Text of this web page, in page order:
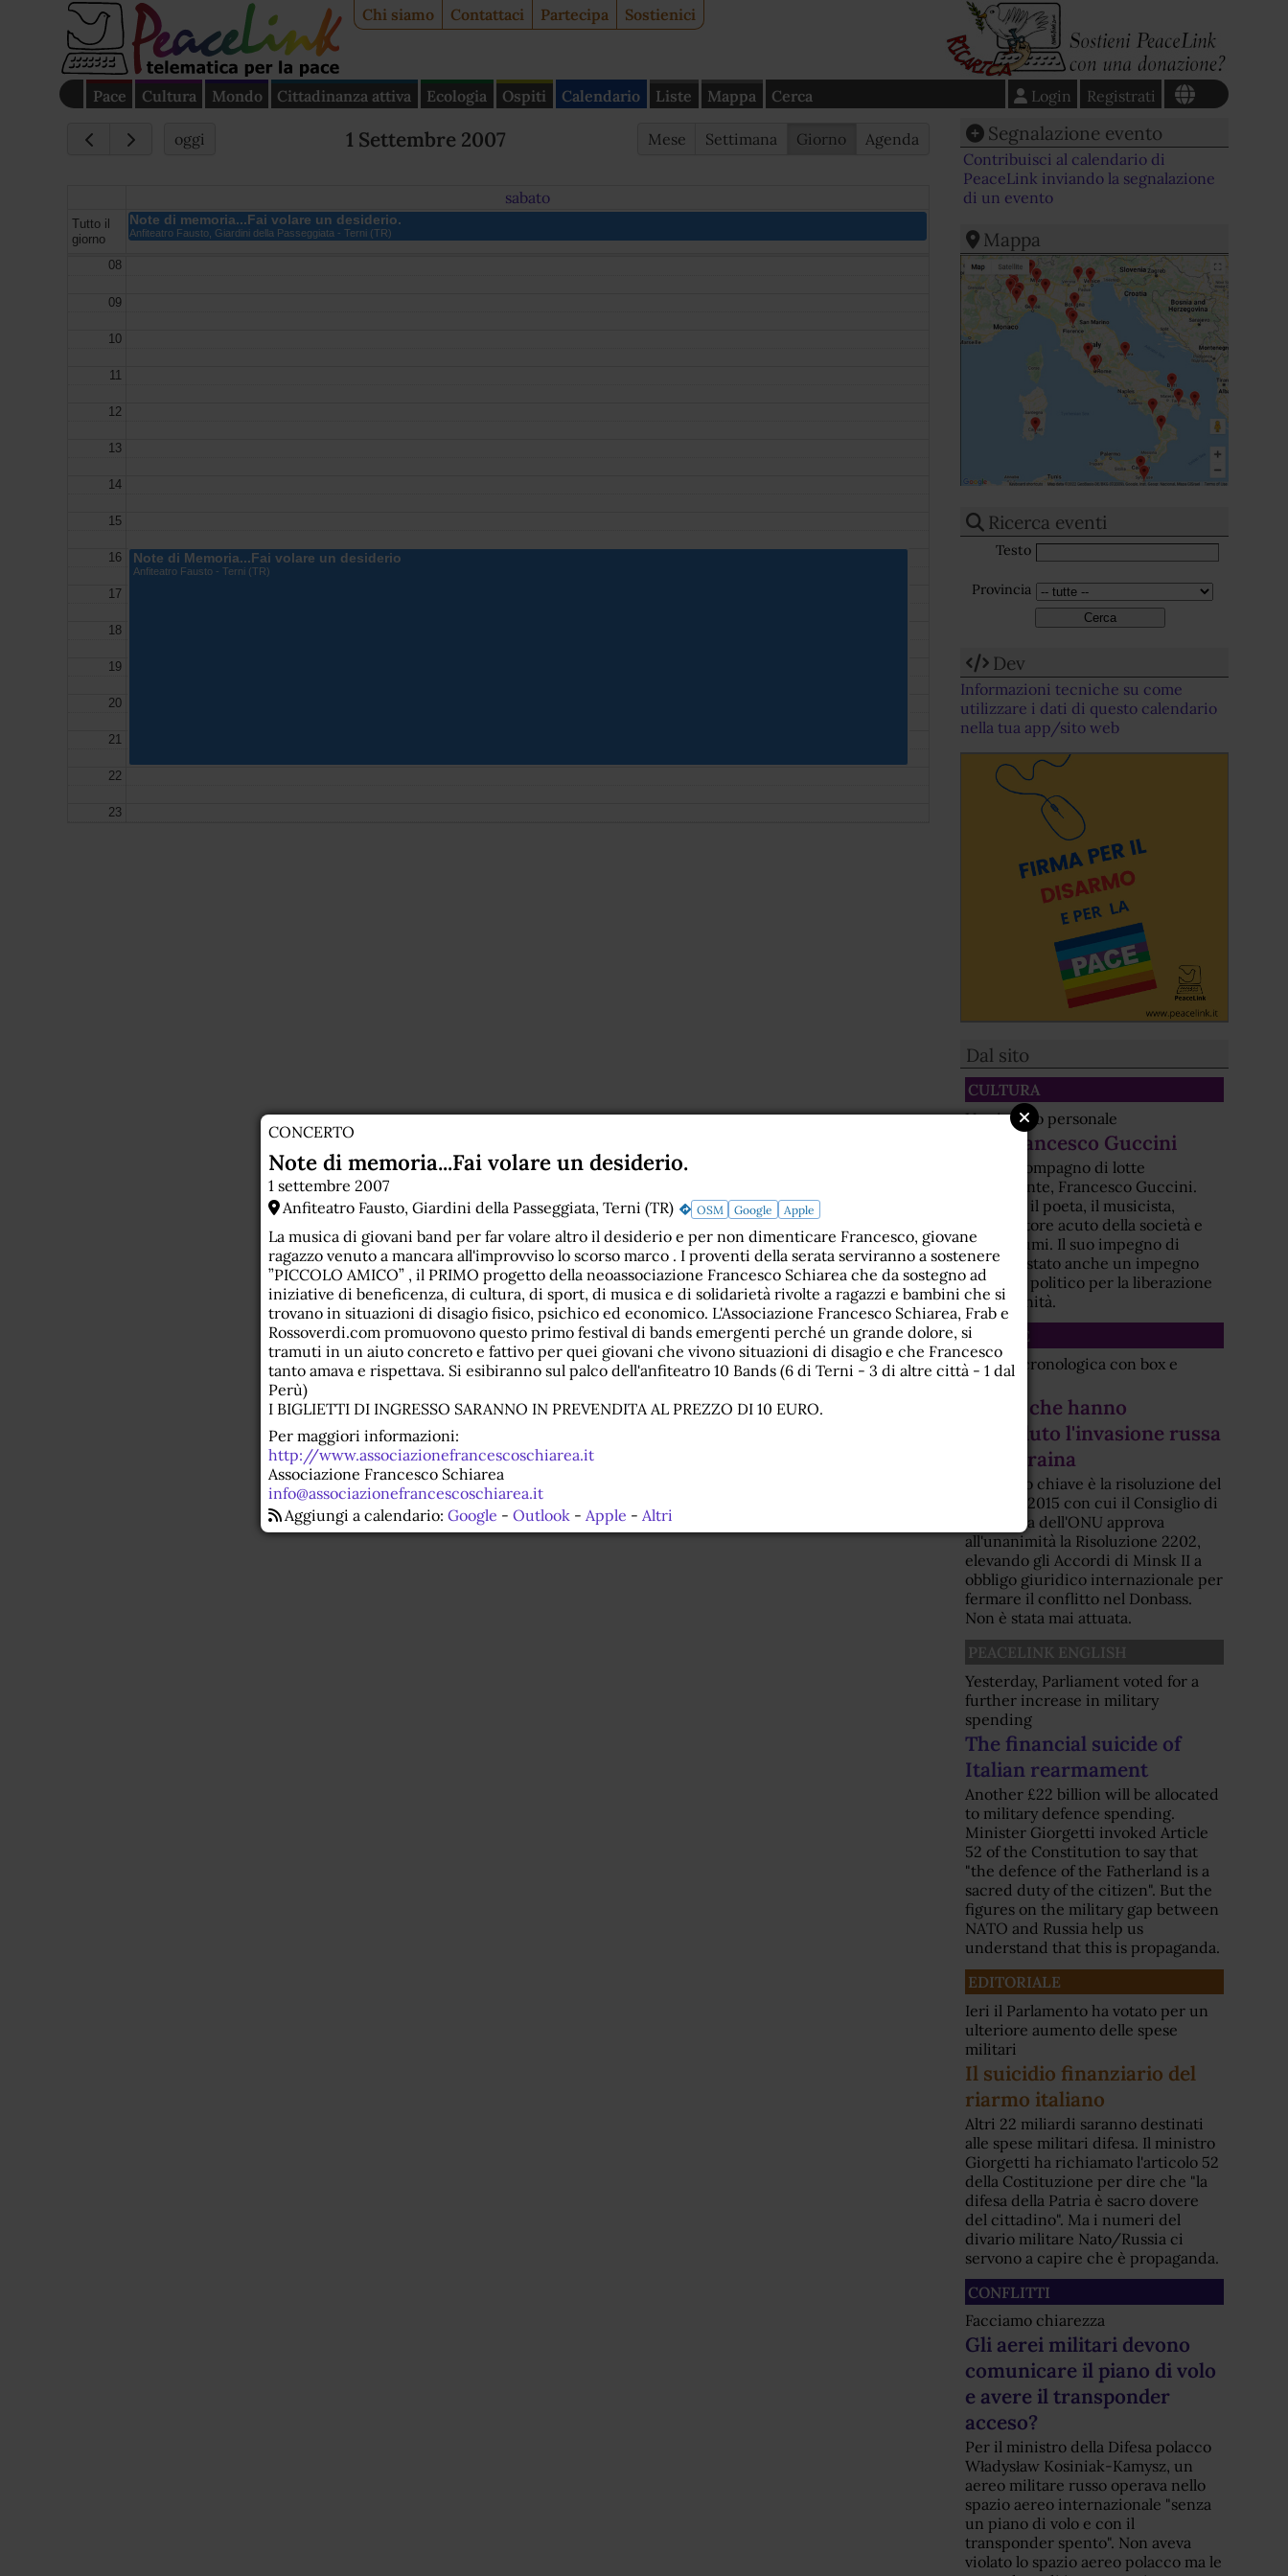
Chi siamo Contattaci Partecipa Sostienici
Pace Cultura Mondo Cittadinanza attiva Ecologia Ospiti Calendario Liste Mappa Cerca Registrati
Login
oggi 1 Settembre 2007 Mese Settimana Giorno Agenda
sabato
Tutto il
giorno
Note di memoria...Fai volare un desiderio.
Anfiteatro Fausto, Giardini della Passeggiata - Terni (TR)
08
09
10
11
12
13
14
15
16
17
18
19
20
21
22
23
Note di Memoria...Fai volare un desiderio
Anfiteatro Fausto - Terni (TR)
Segnalazione evento
Contribuisci al calendario di
PeaceLink inviando la segnalazione
di un evento
Mappa
Ricerca eventi
Testo
Provincia
Dev
Informazioni tecniche su come
utilizzare i dati di questo calendario
nella tua app/sito web
Dal sito
CULTURA
Un ricordo personale
Per Francesco Guccini
Era un compagno di lotte
nonviolente, Francesco Guccini.
Non solo il poeta, il musicista,
l'osservatore acuto della società e
dei costumi. Il suo impegno di
artista è stato anche un impegno
morale e politico per la liberazione
dell'umanità.
SCHEDE
Scheda cronologica con box e
allegati
Eventi che hanno
preceduto l'invasione russa
dell'Ucraina
Elemento chiave è la risoluzione del
febbraio 2015 con cui il Consiglio di
Sicurezza dell'ONU approva
all'unanimità la Risoluzione 2202,
elevando gli Accordi di Minsk II a
obbligo giuridico internazionale per
fermare il conflitto nel Donbass.
Non è stata mai attuata.
PEACELINK ENGLISH
Yesterday, Parliament voted for a
further increase in military
spending
The financial suicide of
Italian rearmament
Another £22 billion will be allocated
to military defence spending.
Minister Giorgetti invoked Article
52 of the Constitution to say that
"the defence of the Fatherland is a
sacred duty of the citizen". But the
figures on the military gap between
NATO and Russia help us
understand that this is propaganda.
EDITORIALE
Ieri il Parlamento ha votato per un
ulteriore aumento delle spese
militari
Il suicidio finanziario del
riarmo italiano
Altri 22 miliardi saranno destinati
alle spese militari difesa. Il ministro
Giorgetti ha richiamato l'articolo 52
della Costituzione per dire che "la
difesa della Patria è sacro dovere
del cittadino". Ma i numeri del
divario militare Nato/Russia ci
servono a capire che è propaganda.
CONFLITTI
Facciamo chiarezza
Gli aerei militari devono
comunicare il piano di volo
e avere il transponder
acceso?
Per il ministro della Difesa polacco
Władysław Kosiniak-Kamysz, un
aereo militare russo operava nello
spazio aereo internazionale "senza
un piano di volo e con il
transponder spento". Non aveva
violato lo spazio aereo polacco ma le
CONCERTO
Note di memoria...Fai volare un desiderio.
1 settembre 2007
Anfiteatro Fausto, Giardini della Passeggiata, Terni (TR)
OSM Google Apple
La musica di giovani band per far volare altro il desiderio e per non dimenticare Francesco, giovane
ragazzo venuto a mancara all'improvviso lo scorso marco . I proventi della serata serviranno a sostenere
”PICCOLO AMICO” , il PRIMO progetto della neoassociazione Francesco Schiarea che da sostegno ad
iniziative di beneficenza, di cultura, di sport, di musica e di solidarietà rivolte a ragazzi e bambini che si
trovano in situazioni di disagio fisico, psichico ed economico. L'Associazione Francesco Schiarea, Frab e
Rossoverdi.com promuovono questo primo festival di bands emergenti perché un grande dolore, si
tramuti in un aiuto concreto e fattivo per quei giovani che vivono situazioni di disagio e che Francesco
tanto amava e rispettava. Si esibiranno sul palco dell'anfiteatro 10 Bands (6 di Terni - 3 di altre città - 1 dal
Perù)
I BIGLIETTI DI INGRESSO SARANNO IN PREVENDITA AL PREZZO DI 10 EURO.
Per maggiori informazioni:
http://www.associazionefrancescoschiarea.it
Associazione Francesco Schiarea
info@associazionefrancescoschiarea.it
Aggiungi a calendario: Google - Outlook- Apple - Altri